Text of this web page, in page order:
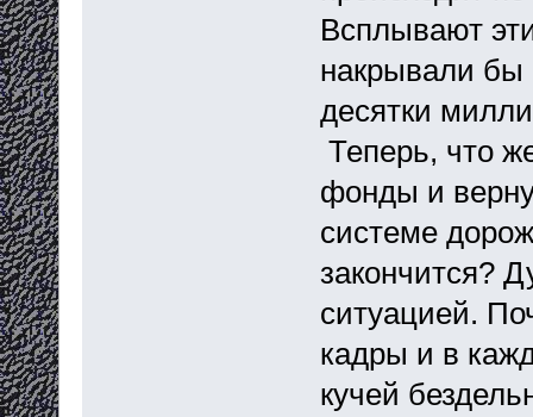
Всплывают
накрывали бы
десятки
Теперь, что
фонды и
системе
закончится?
ситуацией.
кадры и в
кучей